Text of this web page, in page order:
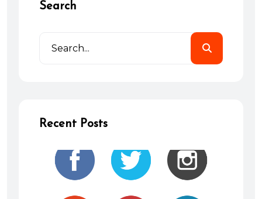
Search
Recent Posts